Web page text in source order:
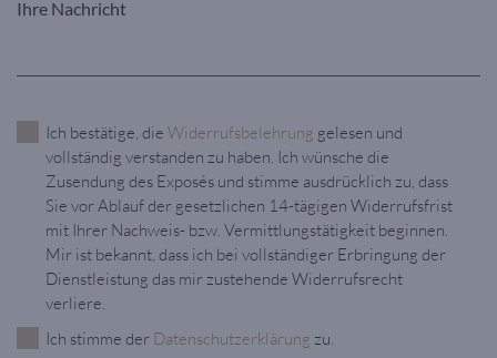
Ich bestätige, die Widerrufsbelehrung gelesen und
vollständig verstanden zu haben. Ich wünsche die
Zusendung des Exposés und stimme ausdrücklich zu, dass
Sie vor Ablauf der gesetzlichen 14-tägigen Widerrufsfrist
mit Ihrer Nachweis- bzw. Vermittlungstätigkeit beginnen.
Mir ist bekannt, dass ich bei vollständiger Erbringung der
Dienstleistung das mir zustehende Widerrufsrecht
verliere.
Ich stimme der Datenschutzerklärung zu.